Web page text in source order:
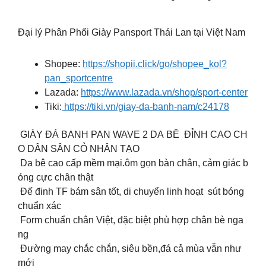
Đại lý Phân Phối Giày Pansport Thái Lan tại Việt Nam
Shopee: https://shopii.click/go/shopee_kol?
pan_sportcentre
Lazada: https://www.lazada.vn/shop/sport-center
Tiki: https://tiki.vn/giay-da-banh-nam/c24178
GIÀY ĐÁ BANH PAN WAVE 2 DA BÊ ĐỈNH CAO CH
O DÂN SÂN CỎ NHÂN TẠO
Da bê cao cấp mềm mại.ôm gọn bàn chân, cảm giác b
óng cực chân thật
Đế đinh TF bám sân tốt, di chuyển linh hoạt sút bóng
chuẩn xác
Form chuẩn chân Việt, đặc biệt phù hợp chân bè nga
ng
Đường may chắc chắn, siêu bền,đá cả mùa vẫn như
mới